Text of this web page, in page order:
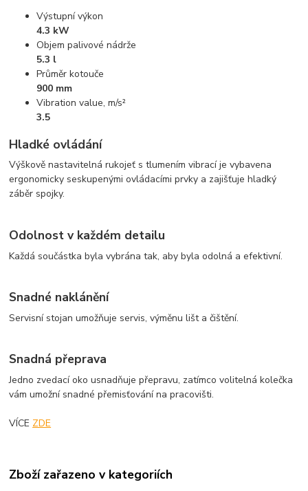
Výstupní výkon
4.3 kW
Objem palivové nádrže
5.3 l
Průměr kotouče
900 mm
Vibration value, m/s²
3.5
Hladké ovládání
Výškově nastavitelná rukojeť s tlumením vibrací je vybavena
ergonomicky seskupenými ovládacími prvky a zajišťuje hladký
záběr spojky.
Odolnost v každém detailu
Každá součástka byla vybrána tak, aby byla odolná a efektivní.
Snadné naklánění
Servisní stojan umožňuje servis, výměnu lišt a čištění.
Snadná přeprava
Jedno zvedací oko usnadňuje přepravu, zatímco volitelná kolečka
vám umožní snadné přemisťování na pracovišti.
VÍCE ZDE
Zboží zařazeno v kategoriích